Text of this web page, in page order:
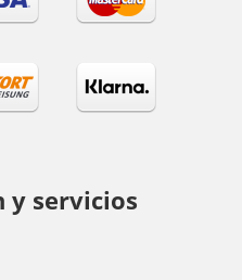
y servicios